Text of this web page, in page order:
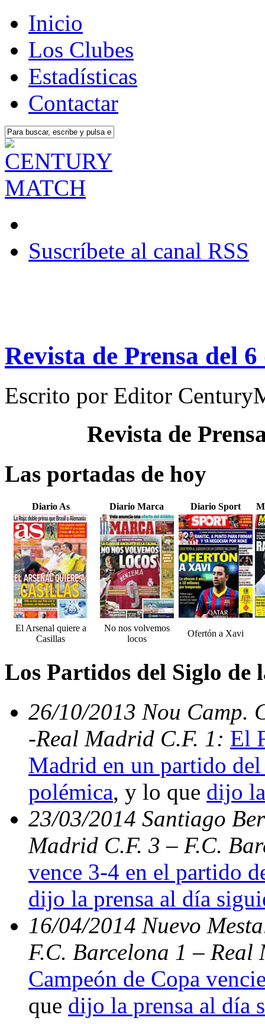
Inicio
Los Clubes
Estadísticas
Contactar
Suscríbete al canal RSS
Revista de Prensa del
Escrito por Editor
Revista de
Las portadas de hoy
Diario As Diario Marca Diario Sport
El Arsenal quiere a
Casillas
No nos volvemos
locos
Ofertón a Xavi
Los Partidos del Siglo de
26/10/2013 Nou Camp.
-Real Madrid C.F. 1: El
Madrid en un partido
polémica, y lo que dijo
23/03/2014 Santiago
Madrid C.F. 3 – F.C.
vence 3-4 en el partido
dijo la prensa al día
16/04/2014 Nuevo
F.C. Barcelona 1 –
Campeón de Copa
que dijo la prensa al día